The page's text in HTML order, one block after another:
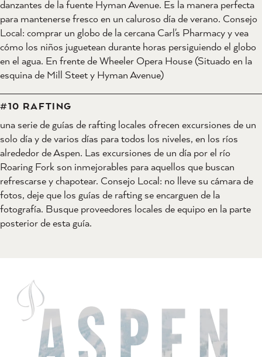
danzantes de la fuente Hyman Avenue. Es la manera perfecta
para mantenerse fresco en un caluroso día de verano. Consejo
Local: comprar un globo de la cercana Carl's Pharmacy y vea
cómo los niños juguetean durante horas persiguiendo el globo
en el agua. En frente de Wheeler Opera House (Situado en la
esquina de Mill Steet y Hyman Avenue)
#10 RAFTING
una serie de guías de rafting locales ofrecen excursiones de un
solo día y de varios días para todos los niveles, en los ríos
alrededor de Aspen. Las excursiones de un día por el río
Roaring Fork son inmejorables para aquellos que buscan
refrescarse y chapotear. Consejo Local: no lleve su cámara de
fotos, deje que los guías de rafting se encarguen de la
fotografía. Busque proveedores locales de equipo en la parte
posterior de esta guía.